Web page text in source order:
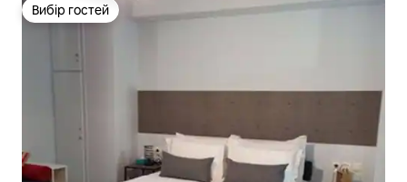
Вибір гостей
Вибір гостей